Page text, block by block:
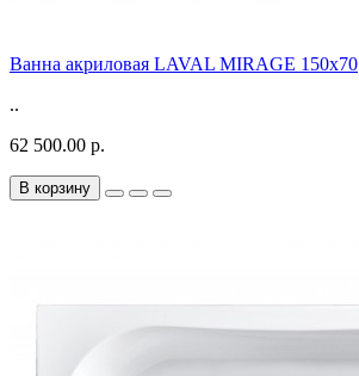
Ванна акриловая LAVAL MIRAGE 150x70
..
62 500.00 р.
В корзину